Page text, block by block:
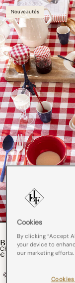
Nouveautés
BISTROT
Chemin De Table Elysée
€ 75,00
Cookies
By clicking “Accept
your device to
our marketing efforts.